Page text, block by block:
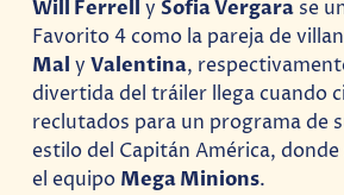
Will Ferrell ySofia Vergara se
Favorito 4 como la pareja de
Mal yValentina,
divertida del tráiler llega cuando
reclutados para un programa de
estilo del Capitán América,
el equipo Mega Minions.